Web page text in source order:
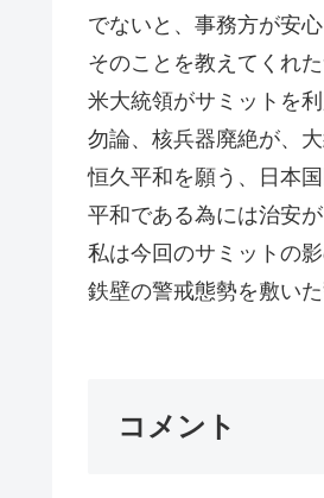
でないと、事務方が安
そのことを教えてくれ
米大統領がサミットを
勿論、核兵器廃絶が、
恒久平和を願う、日本
平和である為には治安
私は今回のサミットの
鉄壁の警戒態勢を敷い
コメント